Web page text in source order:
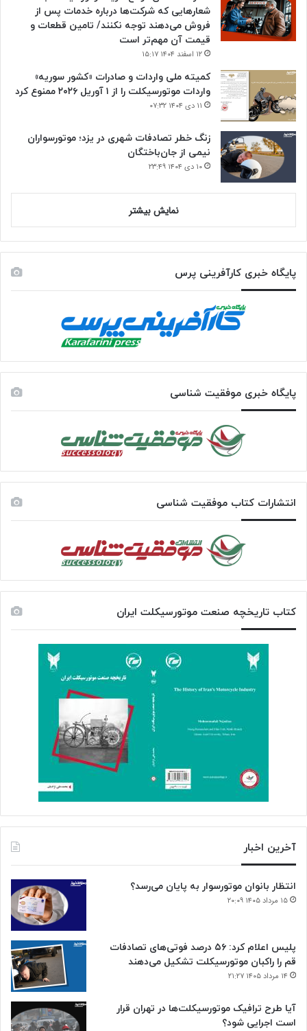
شعارهایی که شرکت‌ها درباره خدمات پس از
فروش می‌دهند توجه نکنند/ تامین قطعات و
قیمت آن مهم‌تر است
۱۲ اسفند ۱۴۰۴ ۱۵:۱۷
کمیته ملی واردات و صادرات «کشور سوریه»
واردات موتورسیکلت را از ۱ آوریل ۲۰۲۶ ممنوع کرد
۱۱ دی ۱۴۰۴ ۰۷:۳۲
زنگ خطر تصادفات شهری در یزد؛ موتورسواران
نیمی از جان‌باختگان
۱۰ دی ۱۴۰۴ ۲۳:۴۹
نمایش بیشتر
پایگاه خبری کارآفرینی پرس
پایگاه خبری موفقیت شناسی
انتشارات کتاب موفقیت شناسی
کتاب تاریخچه صنعت موتورسیکلت ایران
آخرین اخبار
انتظار بانوان موتورسوار به پایان می‌رسد؟
۱۵ مرداد ۱۴۰۵ ۲۰:۰۹
پلیس اعلام کرد: ۵۶ درصد فوتی‌های تصادفات
قم را راکبان موتورسیکلت تشکیل می‌دهند
۱۴ مرداد ۱۴۰۵ ۲۱:۲۷
آیا طرح ترافیک موتورسیکلت‌ها در تهران قرار
است اجرایی شود؟